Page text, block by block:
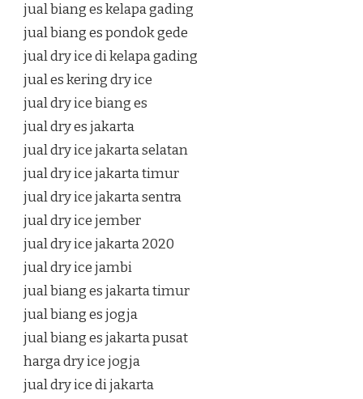
jual biang es kelapa gading
jual biang es pondok gede
jual dry ice di kelapa gading
jual es kering dry ice
jual dry ice biang es
jual dry es jakarta
jual dry ice jakarta selatan
jual dry ice jakarta timur
jual dry ice jakarta sentra
jual dry ice jember
jual dry ice jakarta 2020
jual dry ice jambi
jual biang es jakarta timur
jual biang es jogja
jual biang es jakarta pusat
harga dry ice jogja
jual dry ice di jakarta